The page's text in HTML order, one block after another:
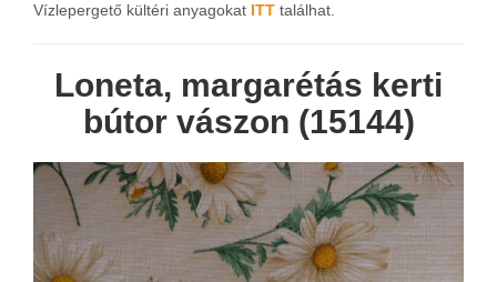
Vízlepergető kültéri anyagokat ITT találhat.
Loneta, margarétás kerti
bútor vászon (15144)